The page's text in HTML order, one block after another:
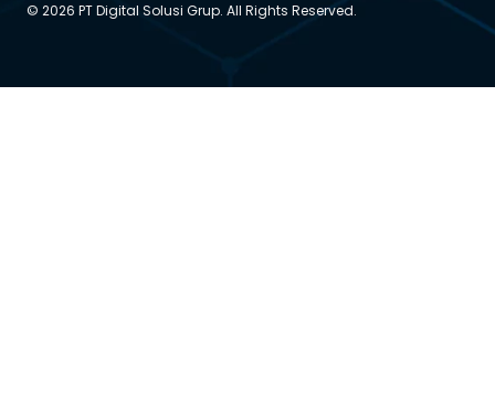
© 2026 PT Digital Solusi Grup. All Rights Reserved.